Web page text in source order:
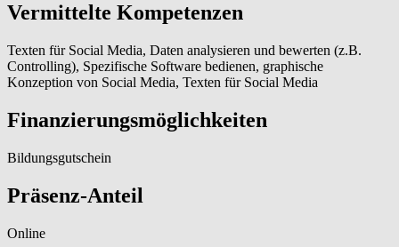
Vermittelte Kompetenzen
Texten für Social Media, Daten analysieren und bewerten (z.B.
Controlling), Spezifische Software bedienen, graphische
Konzeption von Social Media, Texten für Social Media
Finanzierungsmöglichkeiten
Bildungsgutschein
Präsenz-Anteil
Online